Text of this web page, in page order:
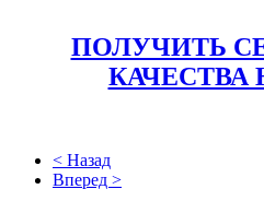
ПОЛУЧИТЬ
КАЧЕСТВА
< Назад
Вперед >